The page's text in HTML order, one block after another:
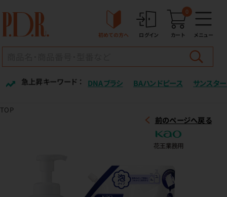
初めての方へ ログイン カート
0
メニュー
急上昇キーワード ： DNAブラシ BAハンドピース サンスター
TOP
前のページへ戻る